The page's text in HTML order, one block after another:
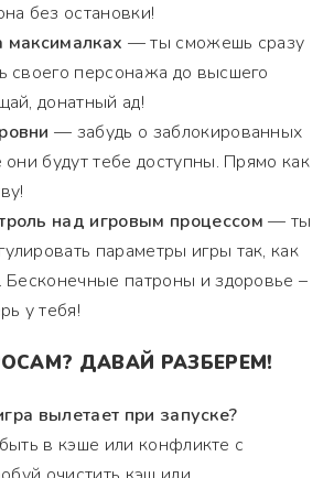
без остановки!
максималках — ты сможешь сразу
своего персонажа до высшего
донатный ад!
— забудь о заблокированных
они будут тебе доступны. Прямо как
над игровым процессом — ты
параметры игры так, как
Бесконечные патроны и здоровье –
у тебя!
ДАВАЙ РАЗБЕРЕМ!
вылетает при запуске?
в кэше или конфликте с